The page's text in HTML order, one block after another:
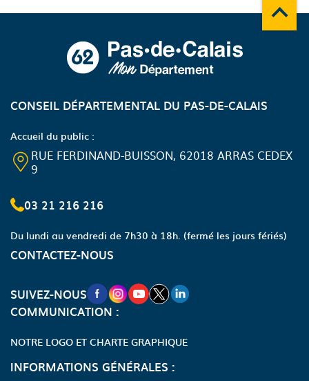
CONSEIL DÉPARTEMENTAL DU PAS-DE-CALAIS
Accueil du public :
RUE FERDINAND-BUISSON, 62018 ARRAS CEDEX
9
03 21 216 216
Du lundi au vendredi de 7h30 à 18h. (fermé les jours fériés)
CONTACTEZ-NOUS
SUIVEZ-NOUSNOUVELLE FENÊTRE VERS LA PAGE
NOUVELLE FENÊTRE VERS LA
NOUVELLE FENÊTRE VERS LA
NOUVELLE FENÊTRE VERS
NOUVELLE FENÊTRE
COMMUNICATION :
NOTRE LOGO ET CHARTE GRAPHIQUE
INFORMATIONS GÉNÉRALES :